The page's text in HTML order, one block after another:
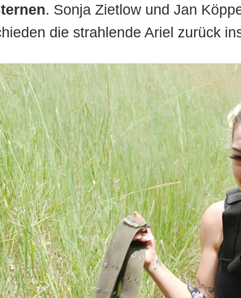
. Sonja Zietlow und Jan
die strahlende Ariel zurück